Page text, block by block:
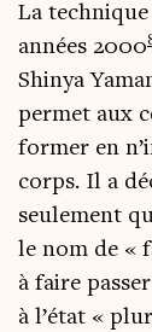
La
années 2000
Shi­nya
per­met aux
for­mer en
corps. Il a
seule­ment
le nom de «
à faire
à l’état «